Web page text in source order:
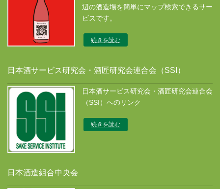
辺の酒造場を簡単にマップ検索できるサー
ビスです。
続きを読む
日本酒サービス研究会・酒匠研究会連合会（SSI）
日本酒サービス研究会・酒匠研究会連合会
（SSI）へのリンク
続きを読む
日本酒造組合中央会